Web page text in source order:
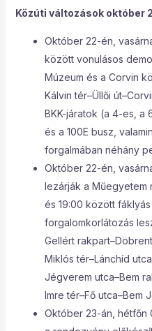
Közúti változások október
Október 22-én,
között vonulásos
Múzeum és a Corvin
Kálvin tér–Üllői
BKK-járatok (a 4-es, a
és a 100E busz,
forgalmában néhány
Október 22-én,
lezárják a Műegyetem
és 19:00 között
forgalomkorlátozás
Gellért
Miklós tér–Lánchíd
Jégverem utca–Bem
Imre tér–Fő utca–Bem
Október 23-án, hétfőn